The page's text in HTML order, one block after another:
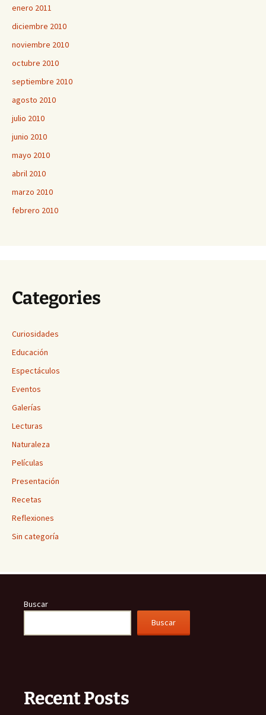
enero 2011
diciembre 2010
noviembre 2010
octubre 2010
septiembre 2010
agosto 2010
julio 2010
junio 2010
mayo 2010
abril 2010
marzo 2010
febrero 2010
Categories
Curiosidades
Educación
Espectáculos
Eventos
Galerías
Lecturas
Naturaleza
Películas
Presentación
Recetas
Reflexiones
Sin categoría
Buscar
Buscar
Recent Posts